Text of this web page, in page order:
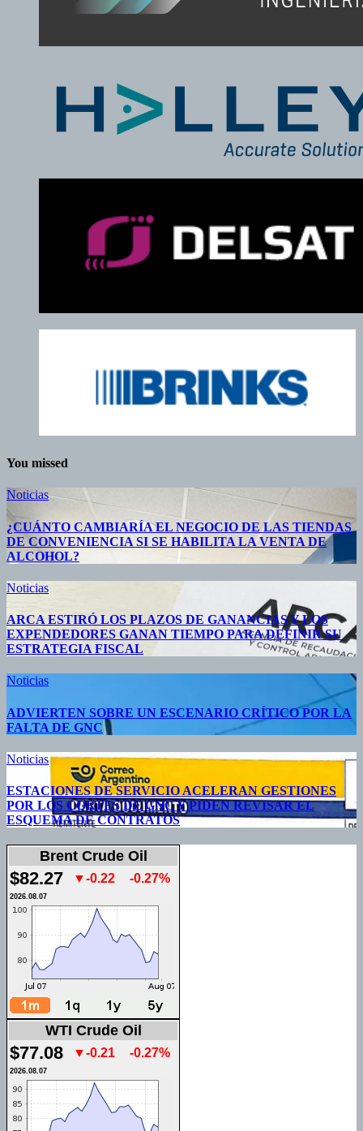
You missed
Noticias
¿CUÁNTO CAMBIARÍA EL NEGOCIO DE LAS TIENDAS
DE CONVENIENCIA SI SE HABILITA LA VENTA DE
ALCOHOL?
Noticias
ARCA ESTIRÓ LOS PLAZOS DE GANANCIAS Y LOS
EXPENDEDORES GANAN TIEMPO PARA DEFINIR SU
ESTRATEGIA FISCAL
Noticias
ADVIERTEN SOBRE UN ESCENARIO CRÍTICO POR LA
FALTA DE GNC
Noticias
ESTACIONES DE SERVICIO ACELERAN GESTIONES
POR LOS CORTES DE GNC Y PIDEN REVISAR EL
ESQUEMA DE CONTRATOS
Brent Crude Oil
$82.27 ▼-0.22 -0.27%
2026.08.07
WTI Crude Oil
$77.08 ▼-0.21 -0.27%
2026.08.07